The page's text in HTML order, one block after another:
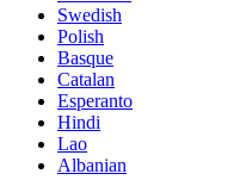
Swedish
Polish
Basque
Catalan
Esperanto
Hindi
Lao
Albanian